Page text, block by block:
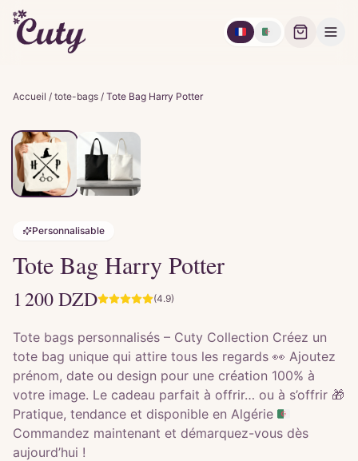
🇫🇷 🇩🇿
Accueil / tote-bags / Tote Bag Harry Potter
Personnalisable
Tote Bag Harry Potter
1 200DZD (4.9)
Tote bags personnalisés – Cuty Collection Créez un
tote bag unique qui attire tous les regards 👀 Ajoutez
prénom, date ou design pour une création 100% à
votre image. Le cadeau parfait à offrir… ou à s’offrir 🎁
Pratique, tendance et disponible en Algérie 🇩🇿
Commandez maintenant et démarquez-vous dès
aujourd’hui !